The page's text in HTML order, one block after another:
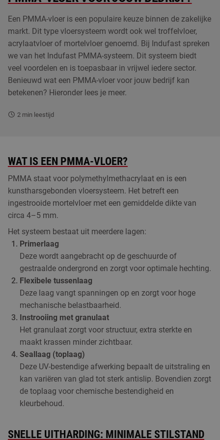
PUCEM vloeren
PU gietvloeren
Betonvloer coating
Kunststof plinten
Een PMMA-vloer is een populaire keuze binnen de zakelijke
markt. Dit type vloersysteem wordt ook wel troffelvloer,
acrylaatvloer of mortelvloer genoemd. Bij Indufast spreken
we van het Indufast PMMA-systeem. Dit systeem biedt
veel voordelen en is toepasbaar in vrijwel iedere sector.
Benieuwd wat een PMMA-vloer voor jouw bedrijf kan
betekenen? Hieronder lees je meer.
2min leestijd
WAT IS EEN PMMA-VLOER?
PMMA staat voor polymethylmethacrylaat en is een
kunstharsgebonden vloersysteem. Het betreft een
ingestrooide mortelvloer met een gemiddelde dikte van
circa 4–5 mm.
Het systeem bestaat uit meerdere lagen:
Primerlaag
Deze wordt aangebracht op de geschuurde of
gestraalde ondergrond en zorgt voor optimale hechting.
Flexibele tussenlaag
Deze laag vangt spanningen op en zorgt voor hoge
mechanische belastbaarheid.
Instrooiing met granulaat
Het granulaat zorgt voor structuur, extra sterkte en
maakt krassen minder zichtbaar.
Seallaag (toplaag)
Deze UV-bestendige afwerking bepaalt de uitstraling en
kan variëren van glad tot sterk antislip. Bovendien zorgt
de toplaag voor chemische bestendigheid en
kleurbehoud.
SNELLE UITHARDING: MINIMALE STILSTAND